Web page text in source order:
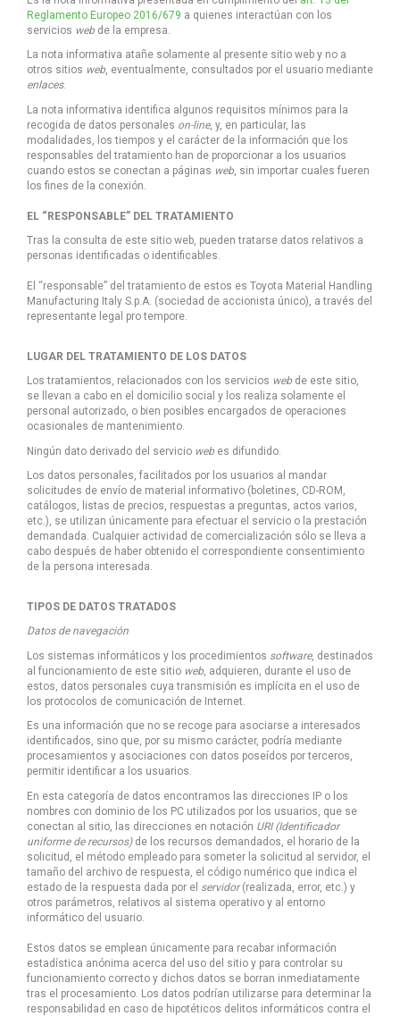
Reglamento Europeo 2016/679 a quienes interactúan con los
servicios web de la empresa.
La nota informativa atañe solamente al presente sitio web y no a
otros sitios web, eventualmente, consultados por el usuario mediante
enlaces.
La nota informativa identifica algunos requisitos mínimos para la
recogida de datos personales on-line, y, en particular, las
modalidades, los tiempos y el carácter de la información que los
responsables del tratamiento han de proporcionar a los usuarios
cuando estos se conectan a páginas web , sin importar cuales fueren
los fines de la conexión.
EL “RESPONSABLE” DEL TRATAMIENTO
Tras la consulta de este sitio web, pueden tratarse datos relativos a
personas identificadas o identificables.
El “responsable” del tratamiento de estos es Toyota Material Handling
Manufacturing Italy S.p.A. (sociedad de accionista único), a través del
representante legal pro tempore.
LUGAR DEL TRATAMIENTO DE LOS DATOS
Los tratamientos, relacionados con los servicios web de este sitio,
se llevan a cabo en el domicilio social y los realiza solamente el
personal autorizado, o bien posibles encargados de operaciones
ocasionales de mantenimiento.
Ningún dato derivado del servicio web es difundido.
Los datos personales, facilitados por los usuarios al mandar
solicitudes de envío de material informativo (boletines, CD-ROM,
catálogos, listas de precios, respuestas a preguntas, actos varios,
etc.), se utilizan únicamente para efectuar el servicio o la prestación
demandada. Cualquier actividad de comercialización sólo se lleva a
cabo después de haber obtenido el correspondiente consentimiento
de la persona interesada.
TIPOS DE DATOS TRATADOS
Datos de navegación
Los sistemas informáticos y los procedimientos software, destinados
al funcionamiento de este sitio web , adquieren, durante el uso de
estos, datos personales cuya transmisión es implícita en el uso de
los protocolos de comunicación de Internet.
Es una información que no se recoge para asociarse a interesados
identificados, sino que, por su mismo carácter, podría mediante
procesamientos y asociaciones con datos poseídos por terceros,
permitir identificar a los usuarios.
En esta categoría de datos encontramos las direcciones IP o los
nombres con dominio de los PC utilizados por los usuarios, que se
conectan al sitio, las direcciones en notación URI (Identificador
uniforme de recursos)de los recursos demandados, el horario de la
solicitud, el método empleado para someter la solicitud al servidor, el
tamaño del archivo de respuesta, el código numérico que indica el
estado de la respuesta dada por el servidor(realizada, error, etc.) y
otros parámetros, relativos al sistema operativo y al entorno
informático del usuario.
Estos datos se emplean únicamente para recabar información
estadística anónima acerca del uso del sitio y para controlar su
funcionamiento correcto y dichos datos se borran inmediatamente
tras el procesamiento. Los datos podrían utilizarse para determinar la
responsabilidad en caso de hipotéticos delitos informáticos contra el